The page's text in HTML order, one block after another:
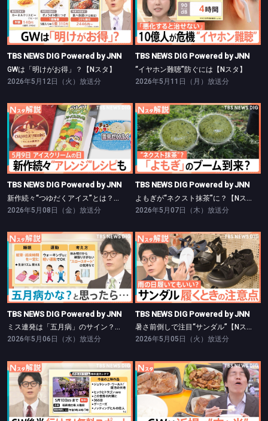
TBS NEWS DIG Powered by JNN
GWは「明けがお得」？【Nスタ】
TBS NEWS DIG Powered by JNN
GWは「明けがお得」？【Nスタ】
2026年5月12日（火）放送分
TBS NEWS DIG Powered by JNN
“イヤホン難聴”防ぐには【Nスタ】
TBS NEWS DIG Powered by JNN
“イヤホン難聴”防ぐには【Nスタ】
2026年5月11日（月）放送分
TBS NEWS DIG Powered by JNN
新作続々“つゆだくアイス”とは？【Nスタ】
TBS NEWS DIG Powered by JNN
新作続々“つゆだくアイス”とは？【Nスタ】
2026年5月08日（金）放送分
TBS NEWS DIG Powered by JNN
よもぎが“ネクスト抹茶”に？【Nスタ】
TBS NEWS DIG Powered by JNN
よもぎが“ネクスト抹茶”に？【Nスタ】
2026年5月07日（木）放送分
TBS NEWS DIG Powered by JNN
ミス連発は「五月病」のサイン？【Nスタ】
TBS NEWS DIG Powered by JNN
ミス連発は「五月病」のサイン？【Nスタ】
2026年5月06日（水）放送分
TBS NEWS DIG Powered by JNN
暑さ前倒しで注目“サンダル”【Nスタ】
TBS NEWS DIG Powered by JNN
暑さ前倒しで注目“サンダル”【Nスタ】
2026年5月05日（火）放送分
TBS NEWS DIG Powered by JNN
GW後半戦！無料で楽しめるスポットをご紹介！【Nスタ】
TBS NEWS DIG Powered by JNN
GWに近場で楽しむ最強“肉グルメ”【Nスタ】